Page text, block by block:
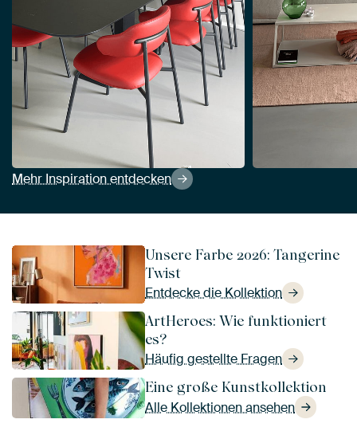
Mehr Inspiration entdecken
Unsere Farbe 2026: Tangerine
Twist
Entdecke die Kollektion
ArtHeroes: Wie funktioniert
es?
Häufig gestellte Fragen
Eine große Kunstkollektion
Alle Kollektionen ansehen